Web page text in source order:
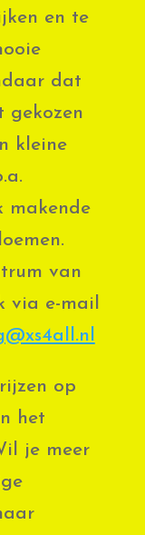
en te
dat
gekozen
kleine
makende
van
via e-mail
op
het
je meer